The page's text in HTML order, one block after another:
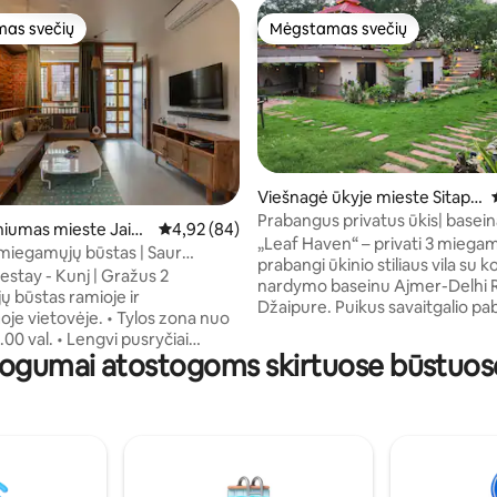
iš 5, atsiliepimų: 36
svečių
svečių
mieste Jaip
Vidutinis įvertinimas: 4,92 iš 5, atsiliepimų: 84
4,92 (84)
būstas | Saur
- Kunj | Gražus 2
būstas ramioje ir
• Tylos zona nuo
val. • Lengvi pusryčiai
augintiniams •
stovėjimo aikštelė priešais
asmens tapatybės
Mėgstamas svečių
Mėgstamas svečių
Viešnagė ūkyje mieste Sitapu
ra Bas Sanjhariya
Prabangus privatus ūkis|
LeafHaven Jaipur
„Leaf Haven“ – privati 3
prabangi ūkinio stiliaus vila su
nardymo baseinu Ajmer-Delhi
Džaipure. Puikus savaitgalio
poroms, šeimoms ir draugams.
žalumos, lelijų tvenkinio,
gamtos, bet kartu ir netoli
atostogoms skirtuose